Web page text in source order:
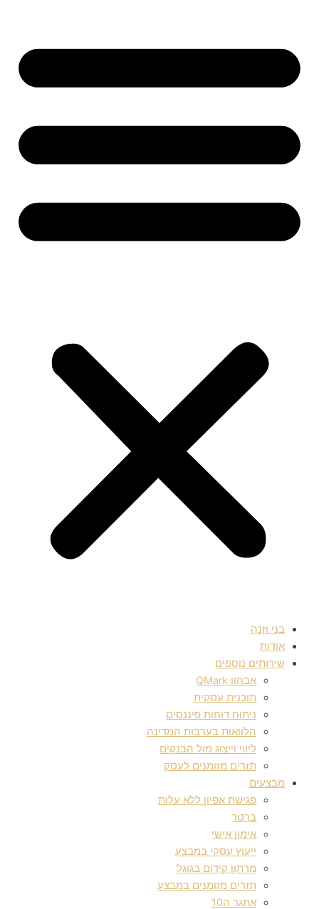
בני וזנה
אודות
שירותים נוספים
אבחון QMark
תוכנית עסקית
ניתוח דוחות פיננסים
הלוואות בערבות המדינה
ליווי וייצוג מול הבנקים
תזרים מזומנים לעסק
מבצעים
פגישת אפיון ללא עלות
ברטר
אימון אישי
ייעוץ עסקי במבצע
מרתון קידום בגוגל
תזרים מזומנים במבצע
אתגר ה10